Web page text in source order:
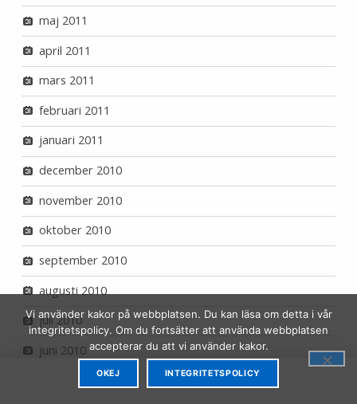
MENU
maj 2011
april 2011
mars 2011
februari 2011
januari 2011
december 2010
november 2010
oktober 2010
september 2010
augusti 2010
juli 2010
juni 2010
Vi använder kakor på webbplatsen. Du kan läsa om detta i vår
integritetspolicy. Om du fortsätter att använda webbplatsen
accepterar du att vi använder kakor.
OKEJ INTEGRITETSPOLICY